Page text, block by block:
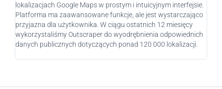
lokalizacjach Google Maps w prostym i intuicyjnym interfejsie.
Platforma ma zaawansowane funkcje, ale jest wystarczająco
przyjazna dla użytkownika. W ciągu ostatnich 12 miesięcy
wykorzystaliśmy Outscraper do wyodrębnienia odpowiednich
danych publicznych dotyczących ponad 120 000 lokalizacji.